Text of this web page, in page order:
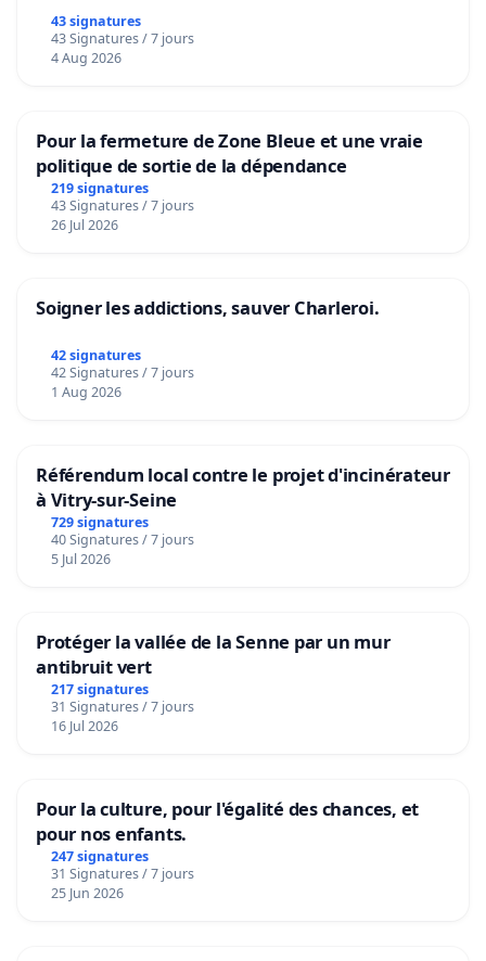
43 signatures
43 Signatures / 7 jours
4 Aug 2026
Pour la fermeture de Zone Bleue et une vraie
politique de sortie de la dépendance
219 signatures
43 Signatures / 7 jours
26 Jul 2026
Soigner les addictions, sauver Charleroi.
42 signatures
42 Signatures / 7 jours
1 Aug 2026
Référendum local contre le projet d'incinérateur
à Vitry-sur-Seine
729 signatures
40 Signatures / 7 jours
5 Jul 2026
Protéger la vallée de la Senne par un mur
antibruit vert
217 signatures
31 Signatures / 7 jours
16 Jul 2026
Pour la culture, pour l'égalité des chances, et
pour nos enfants.
247 signatures
31 Signatures / 7 jours
25 Jun 2026